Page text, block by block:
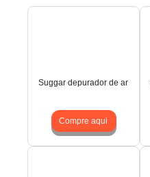
Suggar depurador de ar
Compre aqui